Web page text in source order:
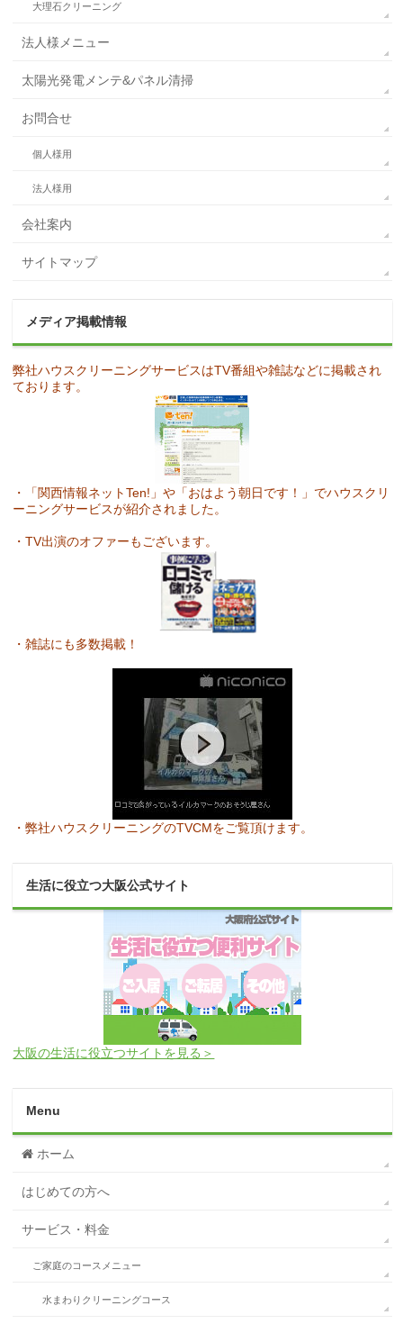
大理石クリーニング
法人様メニュー
太陽光発電メンテ&パネル清掃
お問合せ
個人様用
法人様用
会社案内
サイトマップ
メディア掲載情報
弊社ハウスクリーニングサービスはTV番組や雑誌などに掲載され
ております。
・「関西情報ネットTen!」や「おはよう朝日です！」でハウスクリ
ーニングサービスが紹介されました。
・TV出演のオファーもございます。
・雑誌にも多数掲載！
・弊社ハウスクリーニングのTVCMをご覧頂けます。
生活に役立つ大阪公式サイト
大阪の生活に役立つサイトを見る＞
Menu
ホーム
はじめての方へ
サービス・料金
ご家庭のコースメニュー
水まわりクリーニングコース